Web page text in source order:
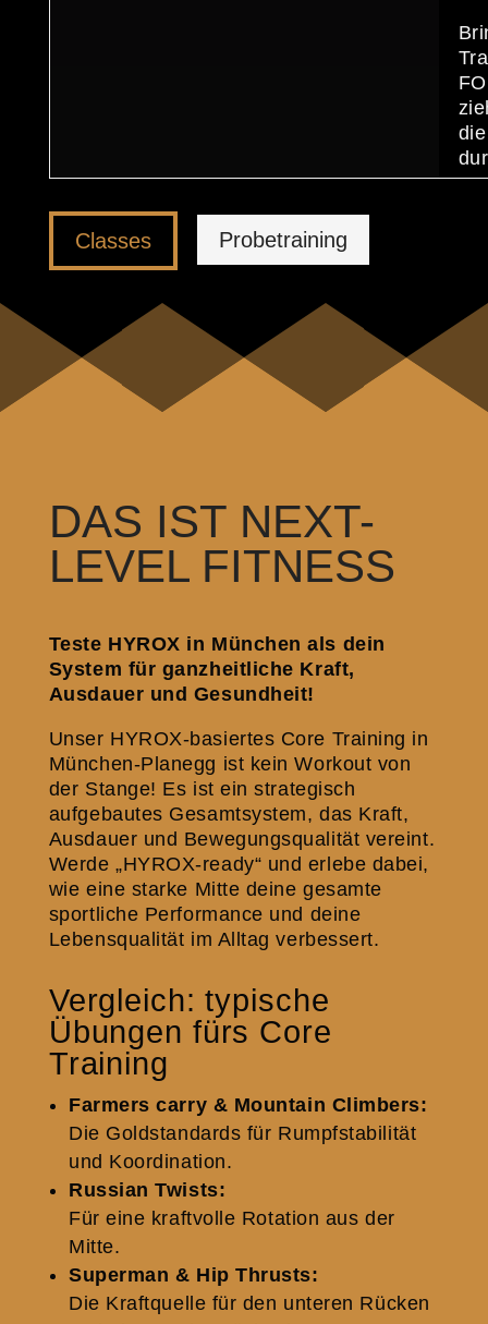
Classes Probetraining
DAS IST NEXT-
LEVEL FITNESS
Teste HYROX in München als dein
System für ganzheitliche Kraft,
Ausdauer und Gesundheit!
Unser HYROX-basiertes Core Training in
München-Planegg ist kein Workout von
der Stange! Es ist ein strategisch
aufgebautes Gesamtsystem, das Kraft,
Ausdauer und Bewegungsqualität vereint.
Werde „HYROX-ready“ und erlebe dabei,
wie eine starke Mitte deine gesamte
sportliche Performance und deine
Lebensqualität im Alltag verbessert.
Vergleich: typische
Übungen fürs Core
Training
Farmers carry & Mountain Climbers:
Die Goldstandards für Rumpfstabilität
und Koordination.
Russian Twists:
Für eine kraftvolle Rotation aus der
Mitte.
Superman & Hip Thrusts:
Die Kraftquelle für den unteren Rücken